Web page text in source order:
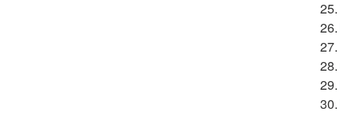
25.
26.
27.
28.
29.
30.